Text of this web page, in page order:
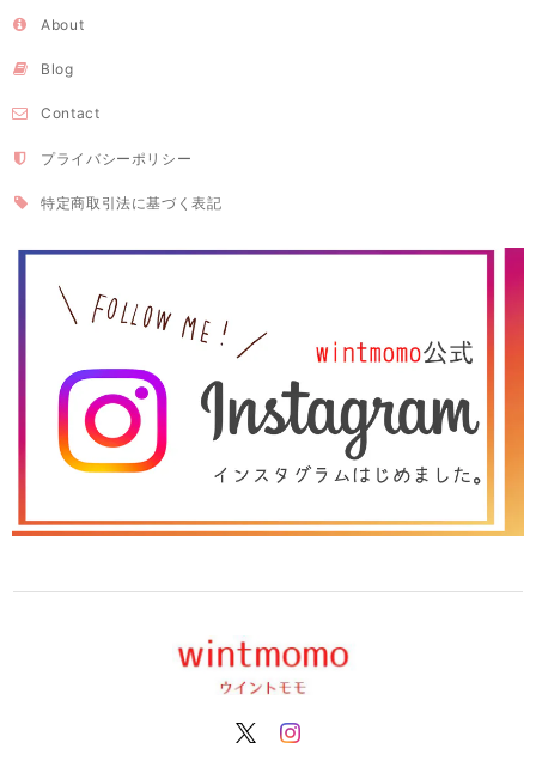
About
Blog
Contact
プライバシーポリシー
特定商取引法に基づく表記